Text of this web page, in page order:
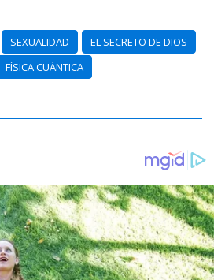
SEXUALIDAD
EL SECRETO DE DIOS
FÍSICA CUÁNTICA